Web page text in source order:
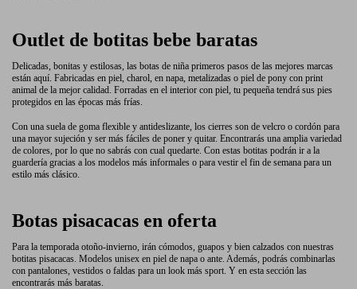
Outlet de botitas bebe baratas
Delicadas, bonitas y estilosas, las botas de niña primeros pasos de las mejores marcas
están aquí. Fabricadas en piel, charol, en napa, metalizadas o piel de pony con print
animal de la mejor calidad. Forradas en el interior con piel, tu pequeña tendrá sus pies
protegidos en las épocas más frías.
Con una suela de goma flexible y antideslizante, los cierres son de velcro o cordón para
una mayor sujeción y ser más fáciles de poner y quitar. Encontrarás una amplia variedad
de colores, por lo que no sabrás con cual quedarte. Con estas botitas podrán ir a la
guardería gracias a los modelos más informales o para vestir el fin de semana para un
estilo más clásico.
Botas pisacacas en oferta
Para la temporada otoño-invierno, irán cómodos, guapos y bien calzados con nuestras
botitas pisacacas. Modelos unisex en piel de napa o ante. Además, podrás combinarlas
con pantalones, vestidos o faldas para un look más sport. Y en esta sección las
encontrarás más baratas.